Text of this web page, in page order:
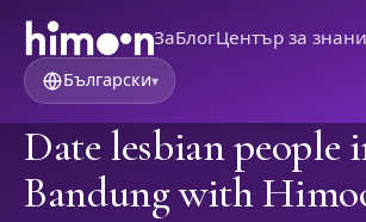
ЗаБлогЦентър за
Български▾
Date lesbian people
Bandung with